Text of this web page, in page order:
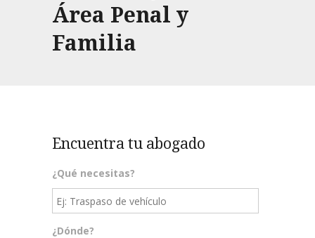
Área Penal y
Familia
Encuentra tu abogado
¿Qué necesitas?
¿Dónde?